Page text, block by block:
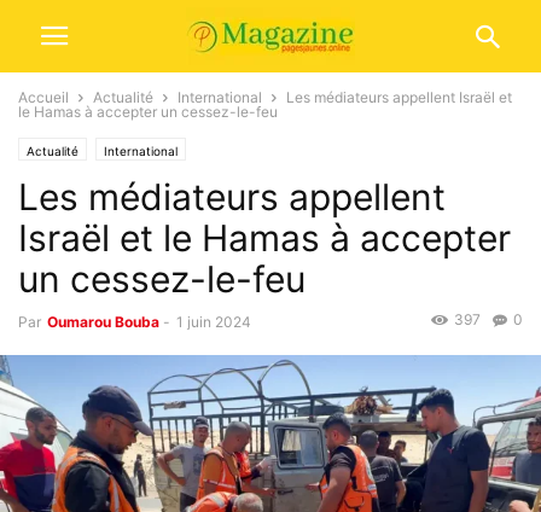
Accueil Actualité International
Les médiateurs appellent Israël et
le Hamas à accepter un cessez-le-feu
Actualité International
Les médiateurs appellent
Israël et le Hamas à accepter
un cessez-le-feu
Par Oumarou Bouba - 1 juin 2024 0
397